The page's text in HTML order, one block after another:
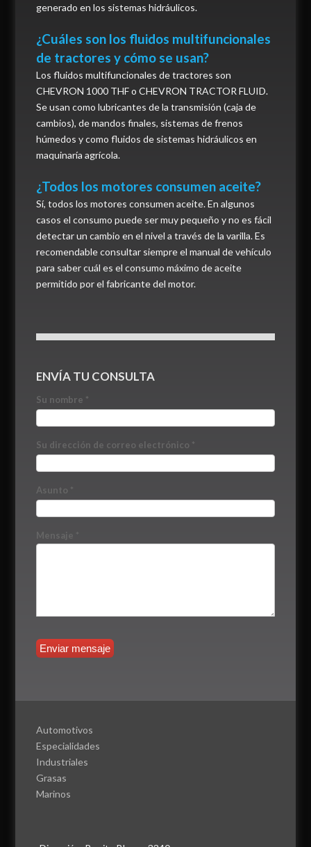
generado en los sistemas hidráulicos.
¿Cuáles son los fluidos multifuncionales
de tractores y cómo se usan?
Los fluidos multifuncionales de tractores son
CHEVRON 1000 THF o CHEVRON TRACTOR FLUID.
Se usan como lubricantes de la transmisión (caja de
cambios), de mandos finales, sistemas de frenos
húmedos y como fluidos de sistemas hidráulicos en
maquinaría agrícola.
¿Todos los motores consumen aceite?
Sí, todos los motores consumen aceite. En algunos
casos el consumo puede ser muy pequeño y no es fácil
detectar un cambio en el nivel a través de la varilla. Es
recomendable consultar siempre el manual de vehículo
para saber cuál es el consumo máximo de aceite
permitido por el fabricante del motor.
ENVÍA TU CONSULTA
Su nombre *
Su dirección de correo electrónico *
Asunto *
Mensaje
Automotivos
Especialidades
Industriales
Grasas
Marinos